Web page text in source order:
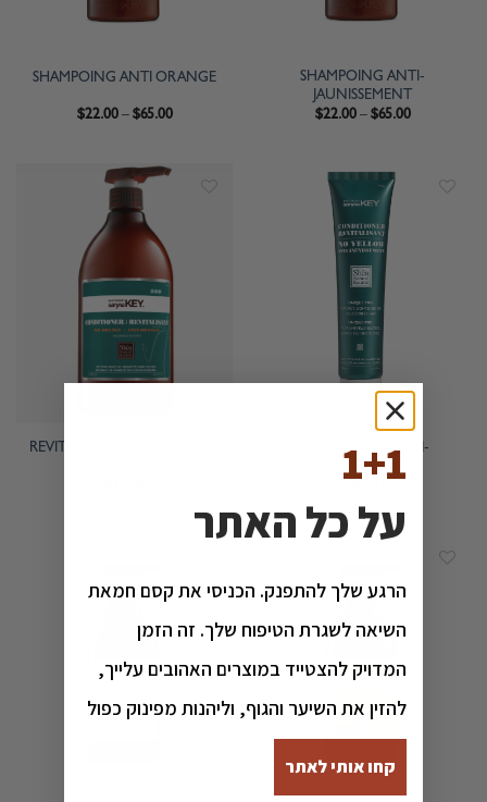
SHAMPOING ANTI ORANGE
$22.00–$65.00
SHAMPOING ANTI-
JAUNISSEMENT
$22.00–$65.00
REVITALISANT ANTI ORANGE
REVITALISANT ANTI-
JAUNISSEMENT
$30.00
1+1
על כל האתר
הרגע שלך להתפנק. הכניסי את קסם חמאת
השיאה לשגרת הטיפוח שלך. זה הזמן
המדויק להצטייד במוצרים האהובים עלייך,
להזין את השיער והגוף, וליהנות מפינוק כפול
קחו אותי לאתר